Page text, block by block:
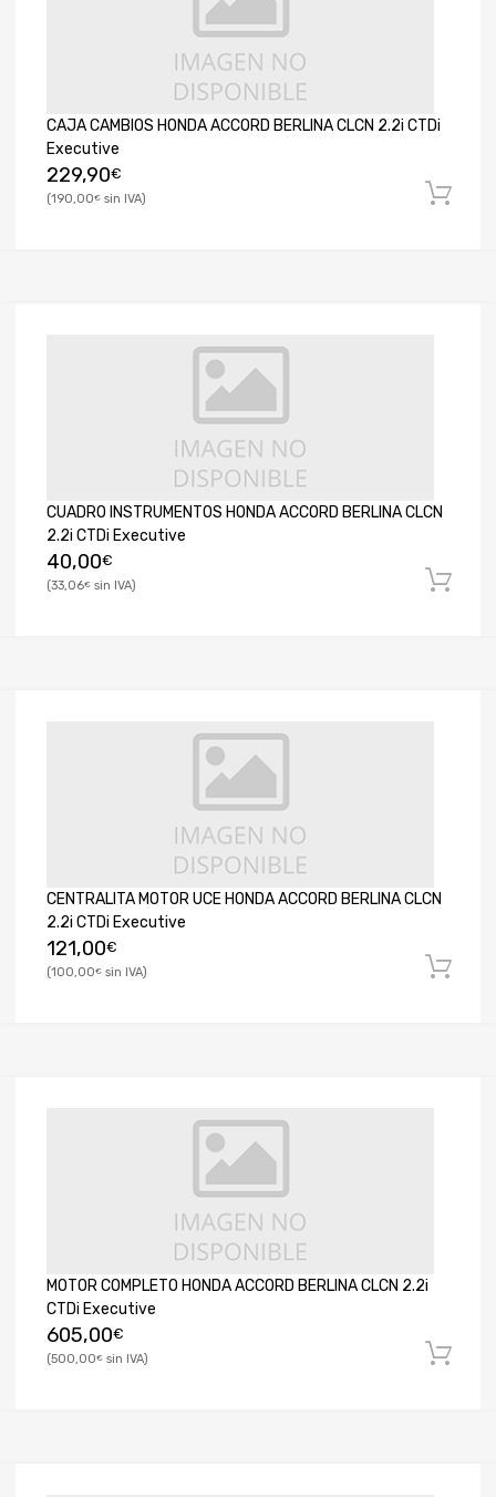
CAJA CAMBIOS HONDA ACCORD BERLINA CLCN 2.2i CTDi
Executive
229,90€
190,00€
CUADRO INSTRUMENTOS HONDA ACCORD BERLINA CLCN
2.2i CTDi Executive
40,00€
33,06€
CENTRALITA MOTOR UCE HONDA ACCORD BERLINA CLCN
2.2i CTDi Executive
121,00€
100,00€
MOTOR COMPLETO HONDA ACCORD BERLINA CLCN 2.2i
CTDi Executive
605,00€
500,00€